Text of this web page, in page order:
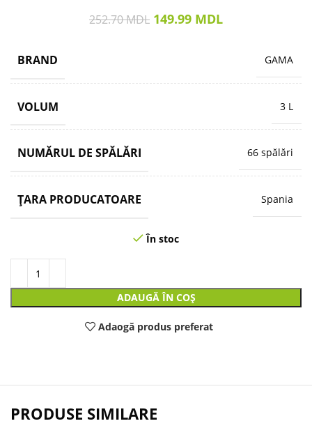
252.70MDL 149.99 MDL
BRAND GAMA
VOLUM 3 L
NUMĂRUL DE SPĂLĂRI 66 spălări
ȚARA PRODUCATOARE Spania
În stoc
ADAUGĂ ÎN COȘ
Adaogă produs preferat
PRODUSE SIMILARE